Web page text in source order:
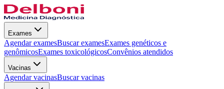
Exames
Agendar examesBuscar examesExames genéticos e
genômicosExames toxicológicosConvênios atendidos
Vacinas
Agendar vacinasBuscar vacinas